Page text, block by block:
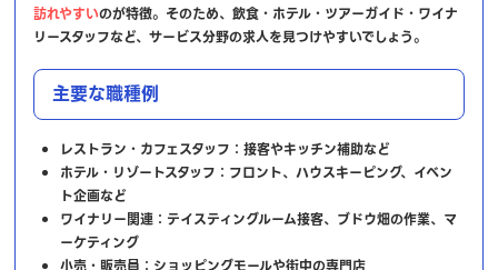
訪れやすいのが特徴。そのため、飲食・ホテル・ツアーガイド・ワイナ
リースタッフなど、サービス分野の求人を見つけやすいでしょう。
主要な職種例
レストラン・カフェスタッフ：接客やキッチン補助など
ホテル・リゾートスタッフ：フロント、ハウスキーピング、イベン
ト企画など
ワイナリー関連：テイスティングルーム接客、ブドウ畑の作業、マ
ーケティング
小売・販売員：ショッピングモールや街中の専門店